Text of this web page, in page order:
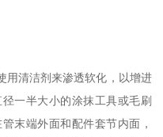
用清洁剂来渗透软化，以增进
一半大小的涂抹工具或毛刷
末端外面和配件套节内面，